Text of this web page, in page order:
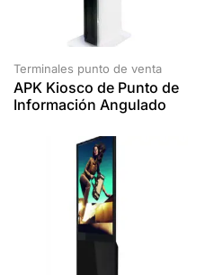
Terminales punto de venta
APK Kiosco de Punto de
Información Angulado